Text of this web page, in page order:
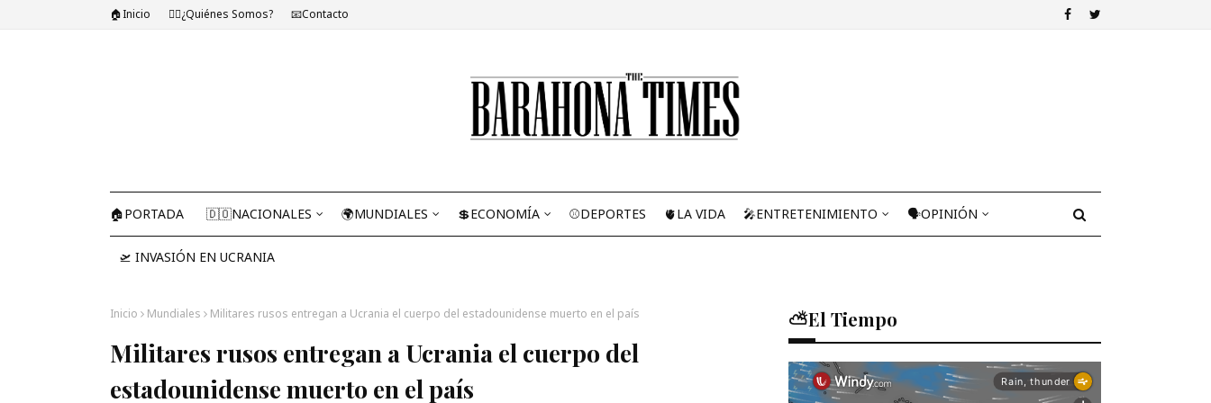
🏠Inicio 🤷‍♂️¿Quiénes Somos? 📧Contacto
🏠PORTADA 🇩🇴NACIONALES 🌍MUNDIALES 💲ECONOMÍA ⚾DEPORTES 🫀LA VIDA 🎤ENTRETENIMIENTO 🗣OPINIÓN
🛫 INVASIÓN EN UCRANIA
Inicio Mundiales Militares rusos entregan a Ucrania el cuerpo del estadounidense muerto en el país
Militares rusos entregan a Ucrania el cuerpo del
estadounidense muerto en el país
⛅El Tiempo